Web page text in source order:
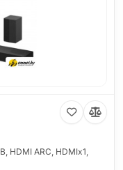
HDMI ARC, HDMIx1,